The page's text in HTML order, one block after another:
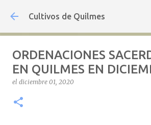
Ir al contenido
Cultivos de Quilmes
ORDENACIONES
EN QUILMES EN
el diciembre 01, 2020